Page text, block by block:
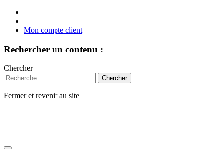
Mon compte client
Rechercher un contenu :
Chercher
Fermer et revenir au site